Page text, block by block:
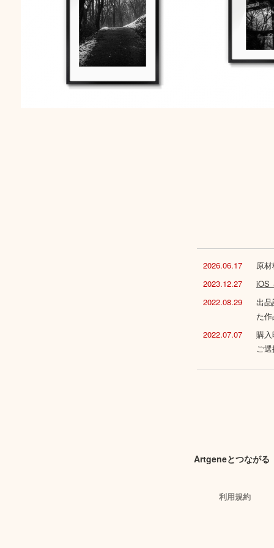
2026.06.17
原
2023.12.27
iOS
2022.08.29
出
た
2022.07.07
購
ご
Artgeneとつながる
利用規約